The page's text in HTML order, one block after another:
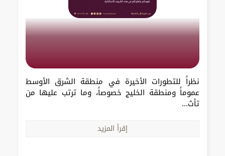
نظراً للتطورات الأخيرة في منطقة الشرق الأوسط
عموماً ومنطقة الخليج خصوصاً، وما ترتب عليها من
تأث...
إقرأ المزيد